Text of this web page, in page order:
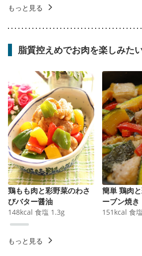
もっと見る
脂質控えめでお肉を楽しみた
鶏もも肉と彩野菜のわさ
びバター醤油
148kcal 食塩 1.3g
簡単 鶏肉
ーブン焼き
151 kcal 食塩
もっと見る